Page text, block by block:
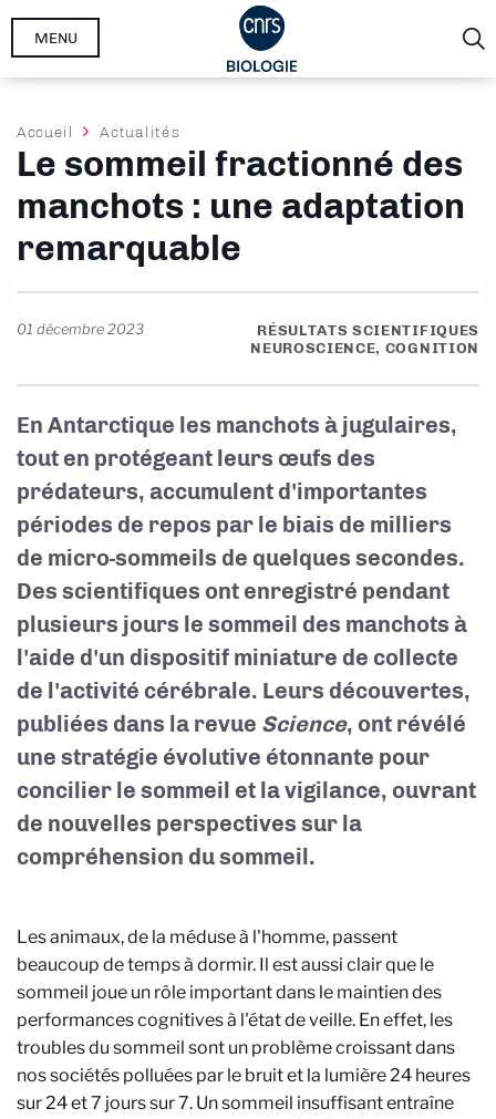
Aller
MENU
Fil
d'Ariane
Accueil Actualités
Le sommeil fractionné des
manchots : une adaptation
remarquable
01 décembre 2023
RÉSULTATS SCIENTIFIQUES
NEUROSCIENCE, COGNITION
En Antarctique les manchots à jugulaires,
tout en protégeant leurs œufs des
prédateurs, accumulent d'importantes
périodes de repos par le biais de milliers
de micro-sommeils de quelques secondes.
Des scientifiques ont enregistré pendant
plusieurs jours le sommeil des manchots à
l'aide d'un dispositif miniature de collecte
de l'activité cérébrale. Leurs découvertes,
publiées dans la revue Science, ont révélé
une stratégie évolutive étonnante pour
concilier le sommeil et la vigilance, ouvrant
de nouvelles perspectives sur la
compréhension du sommeil.
Les animaux, de la méduse à l'homme, passent
beaucoup de temps à dormir. Il est aussi clair que le
sommeil joue un rôle important dans le maintien des
performances cognitives à l'état de veille. En effet, les
troubles du sommeil sont un problème croissant dans
nos sociétés polluées par le bruit et la lumière 24 heures
sur 24 et 7 jours sur 7. Un sommeil insuffisant entraîne